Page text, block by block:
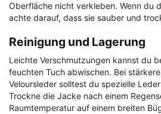
Oberfläche nicht verkleben. Wenn du
achte darauf, dass sie sauber und
Reinigung und Lagerung
Leichte Verschmutzungen kannst du
feuchten Tuch abwischen. Bei
Veloursleder solltest du spezielle
Trockne die Jacke nach einem
Raumtemperatur auf einem breiten